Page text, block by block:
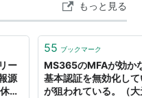
なく、dllをバインドす
もっと見る
ー
源
暇
55 ブックマーク
MS365のMFAが効か
基本認証を無効化し
が狙われている。（